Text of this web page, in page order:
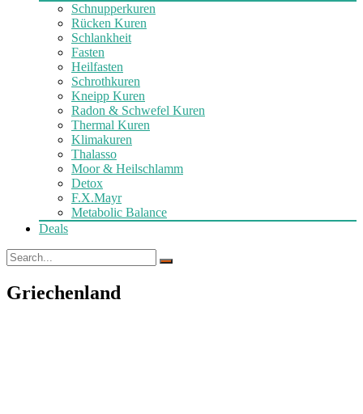
Schnupperkuren
Rücken Kuren
Schlankheit
Fasten
Heilfasten
Schrothkuren
Kneipp Kuren
Radon & Schwefel Kuren
Thermal Kuren
Klimakuren
Thalasso
Moor & Heilschlamm
Detox
F.X.Mayr
Metabolic Balance
Deals
Griechenland